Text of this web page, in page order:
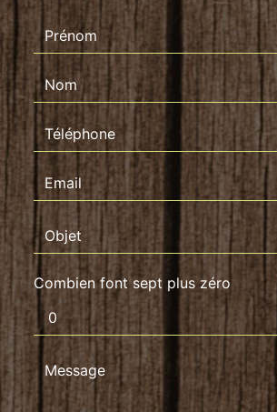
Combien font sept plus zéro